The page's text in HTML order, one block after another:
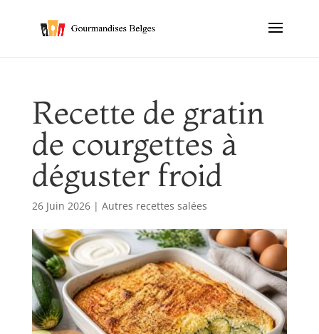
Recette de gratin
de courgettes à
déguster froid
26 Juin 2026| Autres recettes salées